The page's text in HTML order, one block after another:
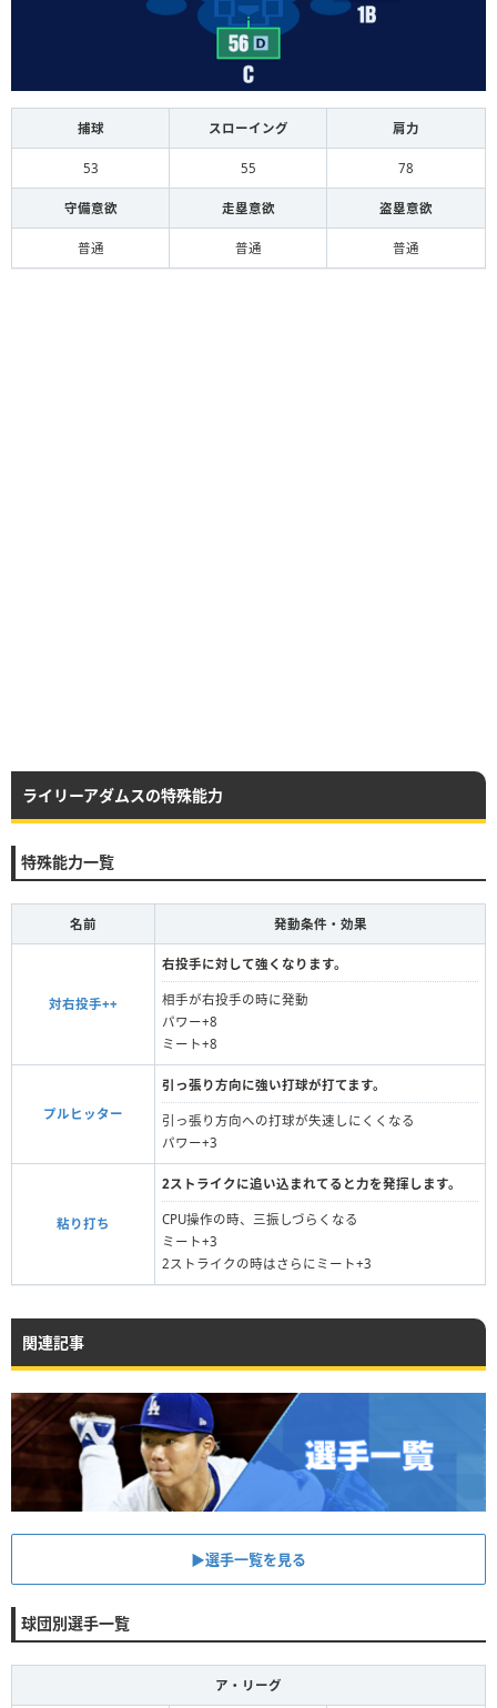
捕球 スローイング 肩力
53 55 78
守備意欲 走塁意欲 盗塁意欲
普通 普通 普通
ライリーアダムスの特殊能力
特殊能力一覧
名前 発動条件・効果
対右投手++
右投手に対して強くなります。
相手が右投手の時に発動
パワー+8
ミート+8
プルヒッター
引っ張り方向に強い打球が打てます。
引っ張り方向への打球が失速しにくくなる
パワー+3
粘り打ち
2ストライクに追い込まれてると力を発揮します。
CPU操作の時、三振しづらくなる
ミート+3
2ストライクの時はさらにミート+3
関連記事
▶︎選手一覧を見る
球団別選手一覧
ア・リーグ